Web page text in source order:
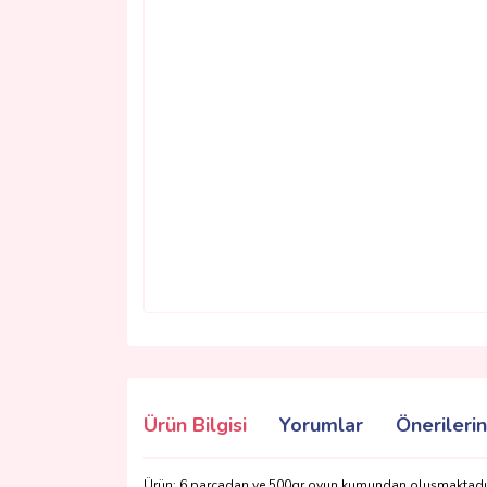
Ürün Bilgisi Yorumlar